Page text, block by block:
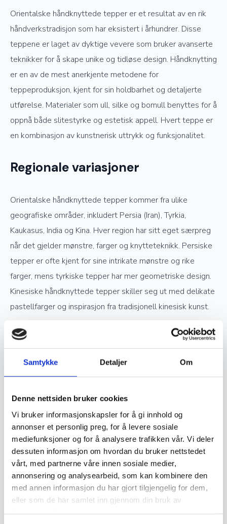
Samtykke Detaljer Om
Denne nettsiden bruker cookies
Vi bruker informasjonskapsler for å gi innhold og
annonser et personlig preg, for å levere sosiale
mediefunksjoner og for å analysere trafikken vår. Vi deler
dessuten informasjon om hvordan du bruker nettstedet
vårt, med partnerne våre innen sosiale medier,
annonsering og analysearbeid, som kan kombinere den
med annen informasjon du har gjort tilgjengelig for dem,
eller som de har samlet inn gjennom din bruk av
Orientalske håndknyttede tepper er et resultat av en rik
håndverkstradisjon som har eksistert i århundrer. Disse
teppene er laget av dyktige vevere som bruker avanserte
teknikker for å skape unike og tidløse design. Håndknytting
er en av de mest anerkjente metodene for
teppeproduksjon, kjent for sin holdbarhet og detaljerte
utførelse. Materialer som ull, silke og bomull benyttes for å
oppnå både slitestyrke og estetisk appell. Hvert teppe er
en kombinasjon av kunstnerisk uttrykk og funksjonalitet.
Regionale variasjoner
Orientalske håndknyttede tepper kommer fra ulike
geografiske områder, inkludert Persia (Iran), Tyrkia,
Kaukasus, India og Kina. Hver region har sitt eget særpreg
når det gjelder mønstre, farger og knytteteknikk. Persiske
tepper er ofte kjent for sine intrikate mønstre og rike
farger, mens tyrkiske tepper har mer geometriske design.
Kinesiske håndknyttede tepper skiller seg ut med delikate
pastellfarger og inspirasjon fra tradisjonell kinesisk kunst.
Verdsettelse og investering
kvalitet og finere knytting et teppe har, desto mer
verdifullt blir det over tid. Opprinnelse, materialvalg og
knutetetthet spiller en stor rolle i vurderingen av et teppes
verdi, og godt vedlikeholdte håndknyttede tepper kan gå i
arv i generasjoner.
Vedlikehold og levetid